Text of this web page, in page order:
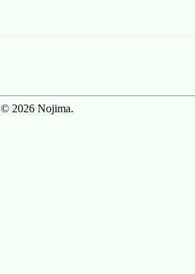
© 2026 Nojima.